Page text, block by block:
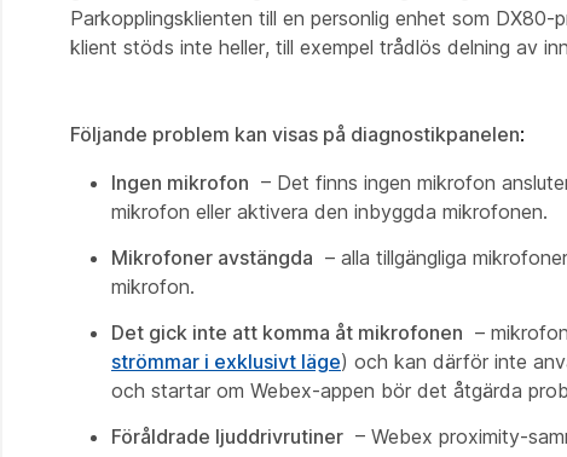
Parkopplingsklienten till en personlig enhet som
klient stöds inte heller, till exempel trådlös delning av
Följande problem kan visas på diagnostikpanelen:
Ingen mikrofon – Det finns ingen mikrofon
mikrofon eller aktivera den inbyggda mikrofonen.
Mikrofoner avstängda – alla tillgängliga
mikrofon.
Det gick inte att komma åt mikrofonen –
strömmar i exklusivt läge) och kan därför inte
och startar om Webex-appen bör det åtgärda
Föråldrade ljuddrivrutiner – Webex proximity-